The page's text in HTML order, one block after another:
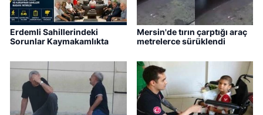
Erdemli Sahillerindeki
Sorunlar Kaymakamlıkta
Mersin'de tırın çarptığı araç
metrelerce sürüklendi